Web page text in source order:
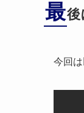
最後
今回